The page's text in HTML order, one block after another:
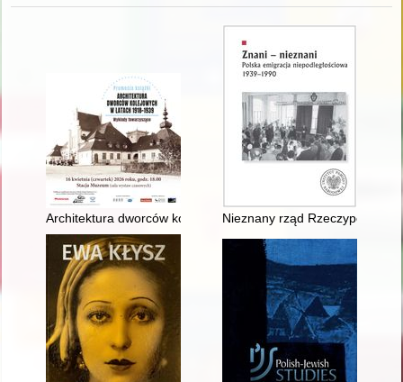
Architektura dworców kolejowych 1918-1939
Nieznany rząd